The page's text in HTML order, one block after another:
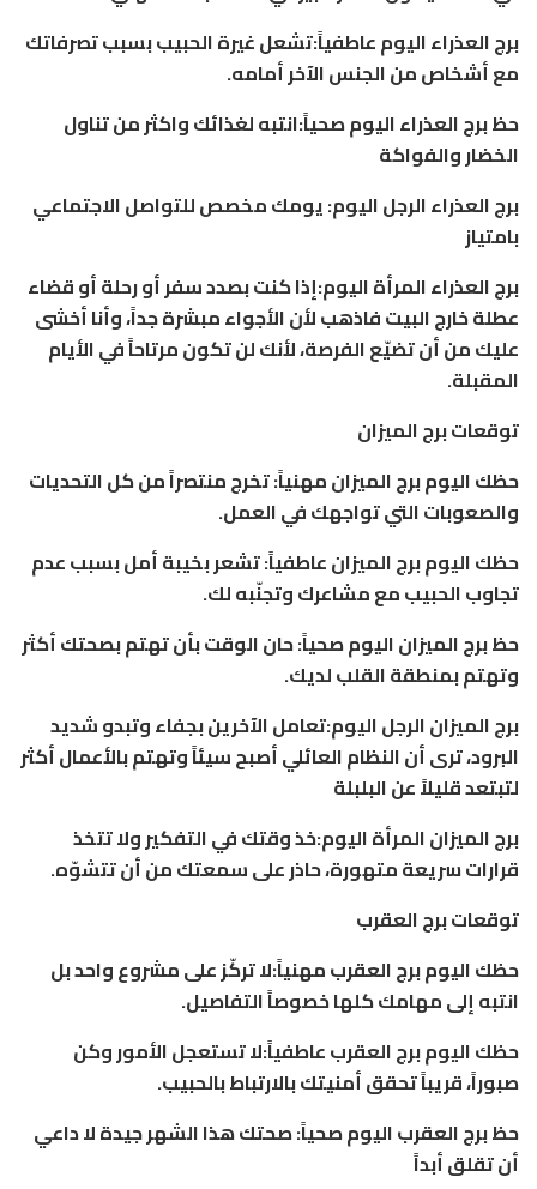
برج العذراء اليوم عاطفياً:تشعل غيرة الحبيب بسبب تصرفاتك
مع أشخاص من الجنس الآخر أمامه.
حظ برج العذراء اليوم صحياً:انتبه لغذائك واكثر من تناول
الخضار والفواكة
برج العذراء الرجل اليوم: يومك مخصص للتواصل الاجتماعي
بامتياز
برج العذراء المرأة اليوم:إذا كنت بصدد سفر أو رحلة أو قضاء
عطلة خارج البيت فاذهب لأن الأجواء مبشرة جداً، وأنا أخشى
عليك من أن تضيّع الفرصة، لأنك لن تكون مرتاحاً في الأيام
المقبلة.
توقعات برج الميزان
حظك اليوم برج الميزان مهنياً: تخرج منتصراً من كل التحديات
والصعوبات التي تواجهك في العمل.
حظك اليوم برج الميزان عاطفياً: تشعر بخيبة أمل بسبب عدم
تجاوب الحبيب مع مشاعرك وتجنّبه لك.
حظ برج الميزان اليوم صحياً: حان الوقت بأن تهتم بصحتك أكثر
وتهتم بمنطقة القلب لديك.
برج الميزان الرجل اليوم:تعامل الآخرين بجفاء وتبدو شديد
البرود، ترى أن النظام العائلي أصبح سيئاً وتهتم بالأعمال أكثر
لتبتعد قليلاً عن البلبلة
برج الميزان المرأة اليوم:خذ وقتك في التفكير ولا تتخذ
قرارات سريعة متهورة، حاذر على سمعتك من أن تتشوّه.
توقعات برج العقرب
حظك اليوم برج العقرب مهنياً:لا تركّز على مشروع واحد بل
انتبه إلى مهامك كلها خصوصاً التفاصيل.
حظك اليوم برج العقرب عاطفياً:لا تستعجل الأمور وكن
صبوراً، قريباً تحقق أمنيتك بالارتباط بالحبيب.
حظ برج العقرب اليوم صحياً: صحتك هذا الشهر جيدة لا داعي
أن تقلق أبداً